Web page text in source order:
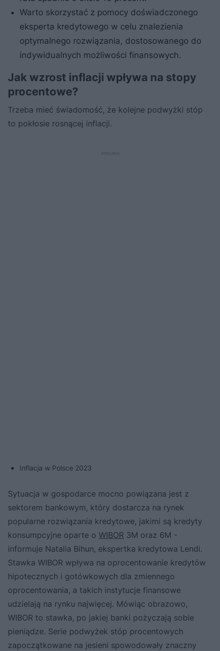
Warto skorzystać z pomocy doświadczonego
eksperta kredytowego w celu znalezienia
optymalnego rozwiązania, dostosowanego do
indywidualnych możliwości finansowych.
Jak wzrost inflacji wpływa na stopy
procentowe?
Trzeba mieć świadomość, że kolejne podwyżki stóp
to pokłosie rosnącej inflacji.
Inflacja w Polsce 2023
Sytuacja w gospodarce mocno powiązana jest z
sektorem bankowym, który dostarcza na rynek
popularne rozwiązania kredytowe, jakimi są kredyty
konsumpcyjne oparte o WIBOR 3M oraz 6M -
informuje Natalia Bihun, ekspertka kredytowa Lendi.
Stawka WIBOR wpływa na oprocentowanie kredytów
hipotecznych i gotówkowych dla zmiennego
oprocentowania, a takich instytucje finansowe
udzielają na rynku najwięcej. Mówiąc obrazowo,
WIBOR to stawka, po jakiej banki pożyczają sobie
pieniądze. Serie podwyżek stóp procentowych
zapoczątkowane na jesieni spowodowały znaczny